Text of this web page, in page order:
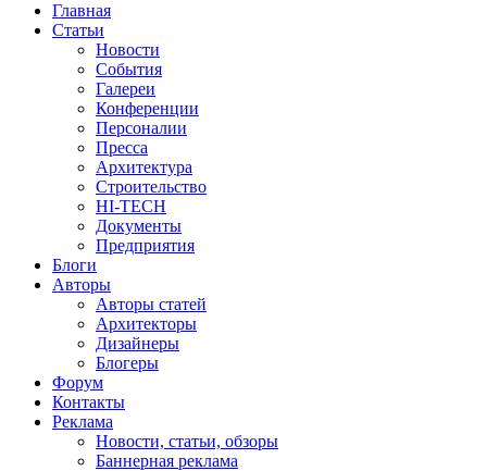
Главная
Статьи
Новости
События
Галереи
Конференции
Персоналии
Пресса
Архитектура
Строительство
HI-TECH
Документы
Предприятия
Блоги
Авторы
Авторы статей
Архитекторы
Дизайнеры
Блогеры
Форум
Контакты
Реклама
Новости, статьи, обзоры
Баннерная реклама